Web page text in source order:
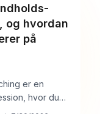
og hvordan
på
er en
hvor du
opslag på